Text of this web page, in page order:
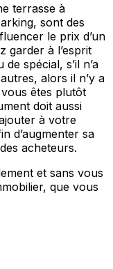
terrasse à
sont des
le prix d’un
garder à l’esprit
spécial, s’il n’a
alors il n’y a
êtes plutôt
doit aussi
à votre
d’augmenter sa
acheteurs.
et sans vous
que vous